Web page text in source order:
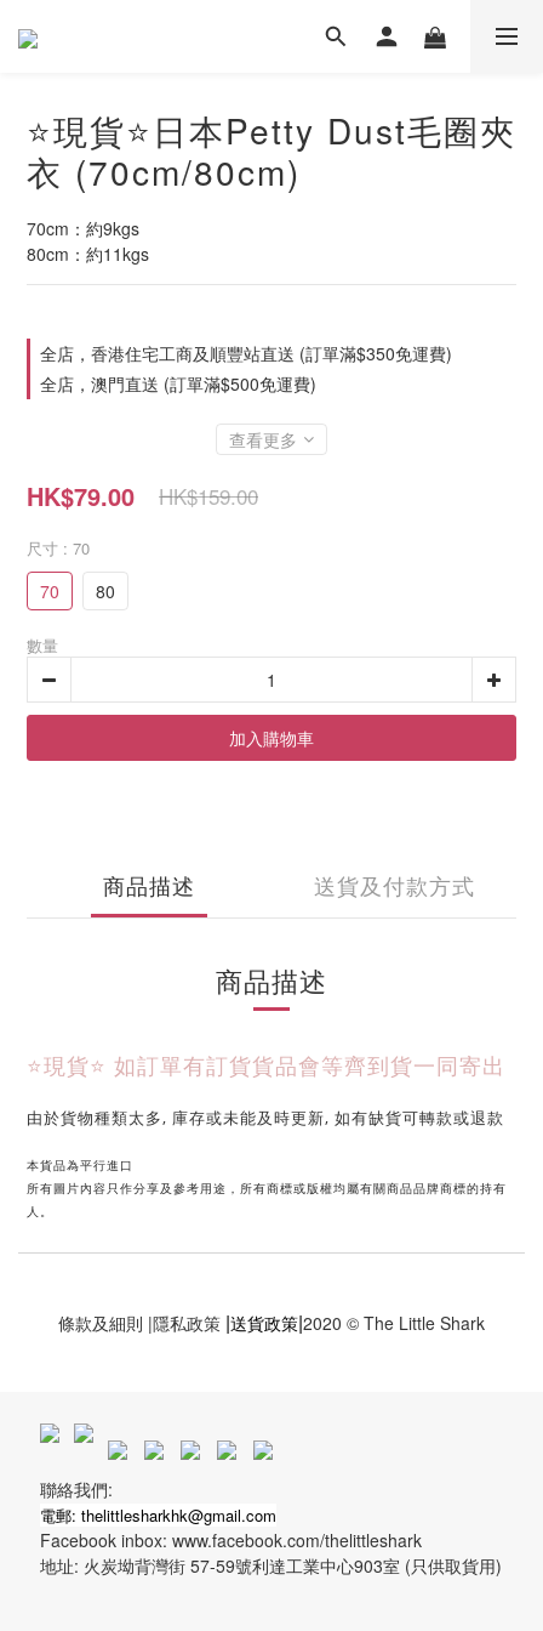
⭐現貨⭐日本Petty Dust毛圈夾
衣 (70cm/80cm)
70cm：約9kgs
80cm：約11kgs
全店，香港住宅工商及順豐站直送 (訂單滿$350免運費)
全店，澳門直送 (訂單滿$500免運費)
查看更多
HK$79.00 HK$159.00
尺寸 : 70
70 80
數量
加入購物車
商品描述 送貨及付款方式
商品描述
⭐現貨⭐ 如訂單有訂貨貨品會等齊到貨一同寄出
由於貨物種類太多, 庫存或未能及時更新, 如有缺貨可轉款或退款
本貨品為平行進口
所有圖片內容只作分享及參考用途，所有商標或版權均屬有關商品品牌商標的持有
人。
條款及細則 |隱私政策 |送貨政策|2020 © The Little Shark
聯絡我們:
電郵: thelittlesharkhk@gmail.com
Facebook inbox: www.facebook.com/thelittleshark
地址: 火炭坳背灣街 57-59號利達工業中心903室 (只供取貨用)